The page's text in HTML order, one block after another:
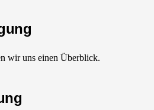
wir uns einen Überblick.